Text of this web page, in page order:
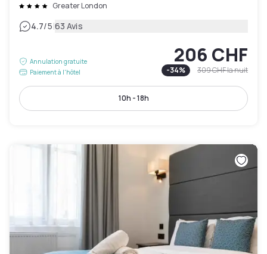
Greater London
4.7/5|63 Avis
Annulation gratuite
Paiement à l'hôtel
206 CHF
-34% 309 CHFla nuit
10h - 18h